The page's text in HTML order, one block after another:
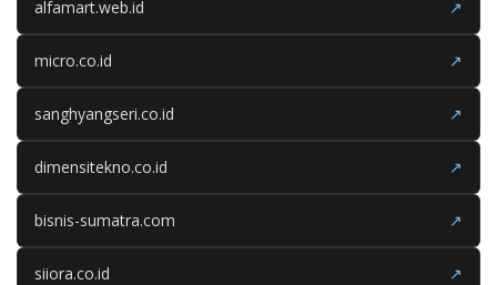
alfamart.web.id ↗
micro.co.id ↗
sanghyangseri.co.id ↗
dimensitekno.co.id ↗
bisnis-sumatra.com ↗
siiora.co.id ↗